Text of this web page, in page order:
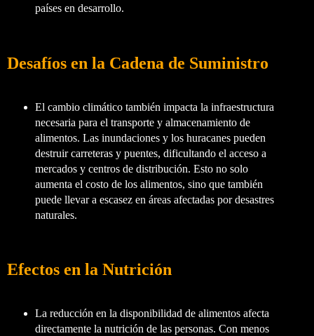
países en desarrollo.
Desafíos en la Cadena de Suministro
El cambio climático también impacta la infraestructura
necesaria para el transporte y almacenamiento de
alimentos. Las inundaciones y los huracanes pueden
destruir carreteras y puentes, dificultando el acceso a
mercados y centros de distribución. Esto no solo
aumenta el costo de los alimentos, sino que también
puede llevar a escasez en áreas afectadas por desastres
naturales.
Efectos en la Nutrición
La reducción en la disponibilidad de alimentos afecta
directamente la nutrición de las personas. Con menos